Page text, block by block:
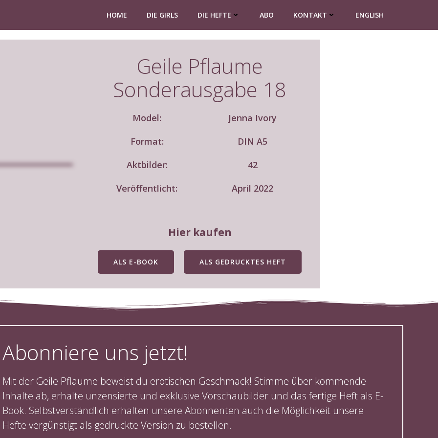
HOME DIE GIRLS DIE HEFTE ABO KONTAKT ENGLISH
Geile Pflaume
Sonderausgabe 18
Model:
Jenna Ivory
Format:
DIN A5
Aktbilder:
42
Veröffentlicht:
April 2022
Hier kaufen
ALS E-BOOK ALS GEDRUCKTES HEFT
Abonniere uns jetzt!
Mit der Geile Pflaume beweist du erotischen Geschmack! Stimme über kommende
Inhalte ab, erhalte unzensierte und exklusive Vorschaubilder und das fertige Heft als E-
Book. Selbstverständlich erhalten unsere Abonnenten auch die Möglichkeit unsere
Hefte vergünstigt als gedruckte Version zu bestellen.